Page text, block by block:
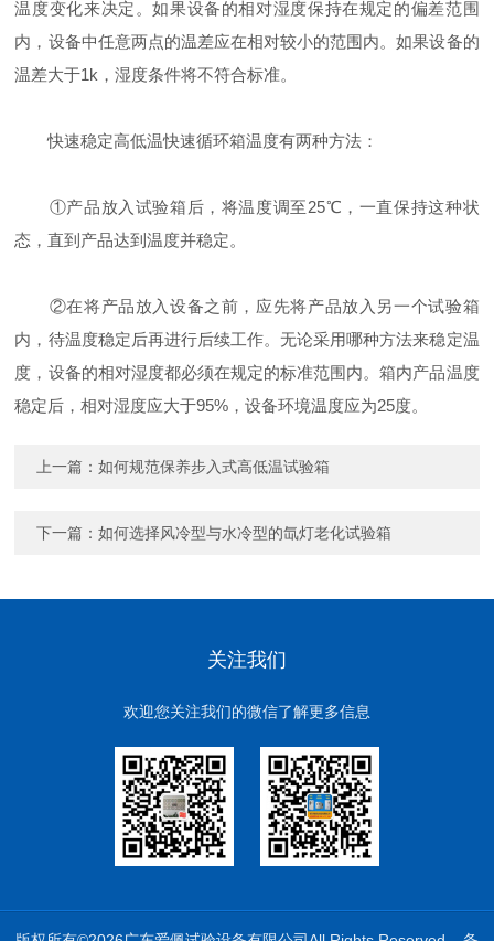
温度变化来决定。如果设备的相对湿度保持在规定的偏差范围
内，设备中任意两点的温差应在相对较小的范围内。如果设备的
温差大于1k，湿度条件将不符合标准。
快速稳定高低温快速循环箱温度有两种方法：
①产品放入试验箱后，将温度调至25℃，一直保持这种状
态，直到产品达到温度并稳定。
②在将产品放入设备之前，应先将产品放入另一个试验箱
内，待温度稳定后再进行后续工作。无论采用哪种方法来稳定温
度，设备的相对湿度都必须在规定的标准范围内。箱内产品温度
稳定后，相对湿度应大于95%，设备环境温度应为25度。
上一篇：如何规范保养步入式高低温试验箱
下一篇：如何选择风冷型与水冷型的氙灯老化试验箱
关注我们
欢迎您关注我们的微信了解更多信息